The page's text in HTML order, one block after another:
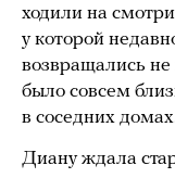
ходили на
у которой
возвращались не
было совсем
в соседних
Диану ждала